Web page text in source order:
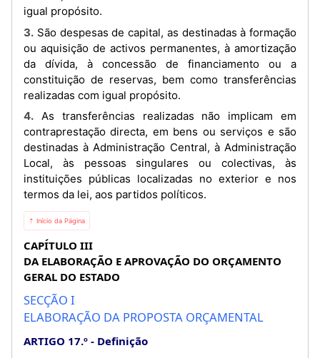
igual propósito.
3. São despesas de capital, as destinadas à formação
ou aquisição de activos permanentes, à amortização
da dívida, à concessão de financiamento ou a
constituição de reservas, bem como transferências
realizadas com igual propósito.
4. As transferências realizadas não implicam em
contraprestação directa, em bens ou serviços e são
destinadas à Administração Central, à Administração
Local, às pessoas singulares ou colectivas, às
instituições públicas localizadas no exterior e nos
termos da lei, aos partidos políticos.
⇡ Início da Página
CAPÍTULO III
DA ELABORAÇÃO E APROVAÇÃO DO ORÇAMENTO
GERAL DO ESTADO
SECÇÃO I
ELABORAÇÃO DA PROPOSTA ORÇAMENTAL
ARTIGO 17.º Definição